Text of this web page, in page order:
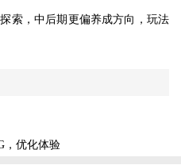
索，中后期更偏养成方向，玩法
，优化体验